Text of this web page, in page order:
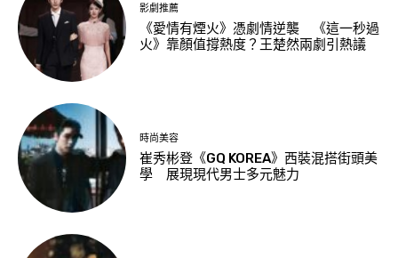
影劇推薦
《愛情有煙火》憑劇情逆襲 《這一秒過
火》靠顏值撐熱度？王楚然兩劇引熱議
時尚美容
崔秀彬登《GQ KOREA》西裝混搭街頭美
學 展現現代男士多元魅力